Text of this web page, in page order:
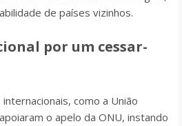
de países vizinhos.
por um cessar-
como a União
o apelo da ONU, instando